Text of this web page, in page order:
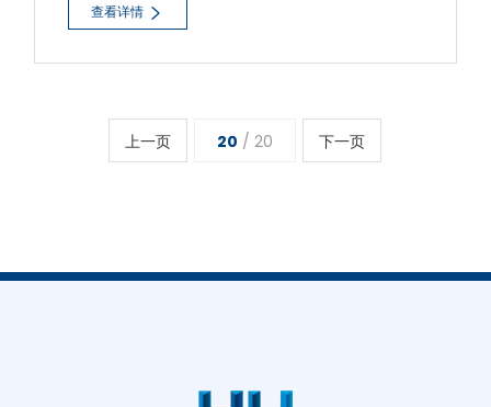
话跟我讲了粉末冶金产品要求。产品厚度4.5毫米，
米，重量125克。
查看详情
上一页 20 / 20 下一页